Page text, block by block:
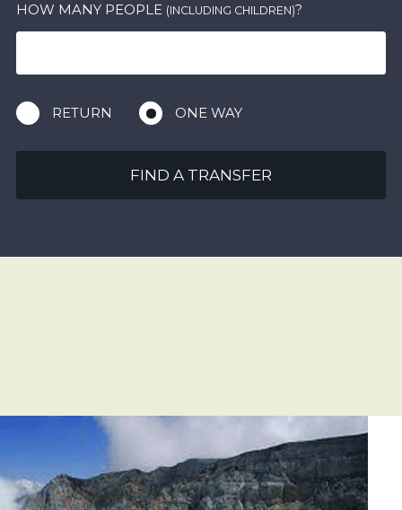
HOW MANY PEOPLE (INCLUDING CHILDREN)?
RETURN ONE WAY
FIND A TRANSFER